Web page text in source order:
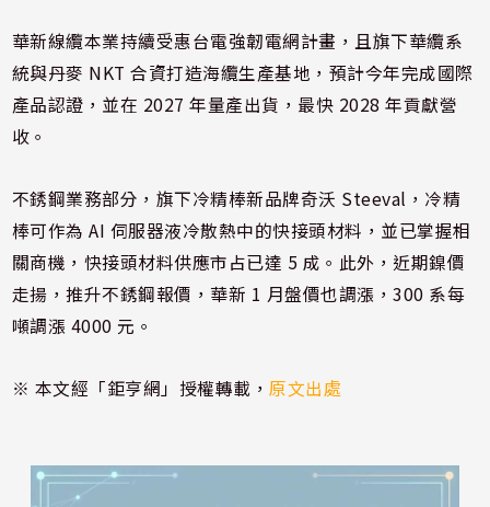
華新線纜本業持續受惠台電強韌電網計畫，且旗下華纜系
統與丹麥 NKT 合資打造海纜生產基地，預計今年完成國際
產品認證，並在 2027 年量產出貨，最快 2028 年貢獻營
收。
不銹鋼業務部分，旗下冷精棒新品牌奇沃 Steeval，冷精
棒可作為 AI 伺服器液冷散熱中的快接頭材料，並已掌握相
關商機，快接頭材料供應市占已達 5 成。此外，近期鎳價
走揚，推升不銹鋼報價，華新 1 月盤價也調漲，300 系每
噸調漲 4000 元。
※ 本文經「鉅亨網」授權轉載，原文出處